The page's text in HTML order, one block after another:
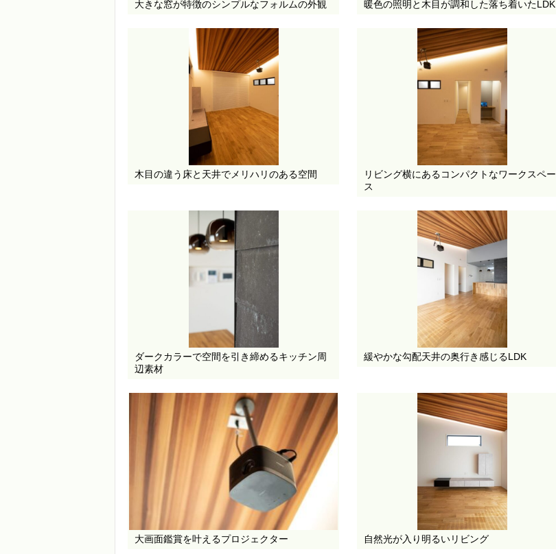
大きな窓が特徴のシンプルなフォルムの外観 暖色の照明と木目が調和した落ち着いたLDK
木目の違う床と天井でメリハリのある空間
リビング横にあるコンパクトなワークスペー
ス
ダークカラーで空間を引き締めるキッチン周
辺素材
緩やかな勾配天井の奥行き感じるLDK
大画面鑑賞を叶えるプロジェクター 自然光が入り明るいリビング